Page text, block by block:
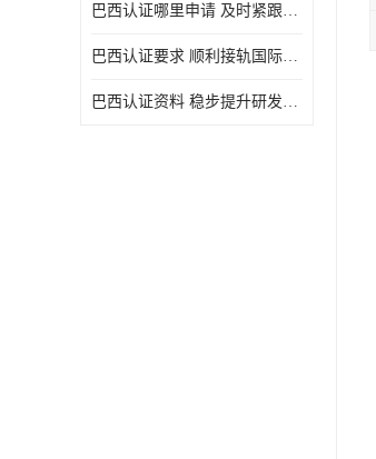
巴西认证哪里申请 及时紧跟法规变化
巴西认证要求 顺利接轨国际规范
巴西认证资料 稳步提升研发能力